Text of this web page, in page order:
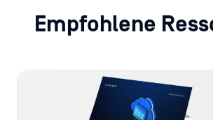
Empfohlene